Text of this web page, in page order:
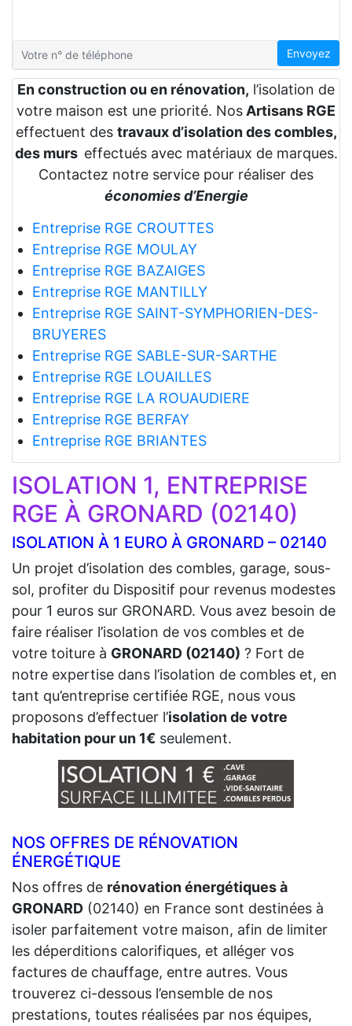
Envoyez
En construction ou en rénovation, l’isolation de
votre maison est une priorité. Nos Artisans RGE
effectuent des travaux d’isolation des combles,
des murs effectués avec matériaux de marques.
Contactez notre service pour réaliser des
économies d’Energie
Entreprise RGE CROUTTES
Entreprise RGE MOULAY
Entreprise RGE BAZAIGES
Entreprise RGE MANTILLY
Entreprise RGE SAINT-SYMPHORIEN-DES-
BRUYERES
Entreprise RGE SABLE-SUR-SARTHE
Entreprise RGE LOUAILLES
Entreprise RGE LA ROUAUDIERE
Entreprise RGE BERFAY
Entreprise RGE BRIANTES
ISOLATION 1, ENTREPRISE
RGE À GRONARD (02140)
ISOLATION À 1 EURO À GRONARD – 02140
Un projet d’isolation des combles, garage, sous-
sol, profiter du Dispositif pour revenus modestes
pour 1 euros sur GRONARD. Vous avez besoin de
faire réaliser l’isolation de vos combles et de
votre toiture à GRONARD (02140) ? Fort de
notre expertise dans l’isolation de combles et, en
tant qu’entreprise certifiée RGE, nous vous
proposons d’effectuer l’isolation de votre
habitation pour un 1€ seulement.
NOS OFFRES DE RÉNOVATION
ÉNERGÉTIQUE
Nos offres de rénovation énergétiques à
GRONARD (02140) en France sont destinées à
isoler parfaitement votre maison, afin de limiter
les déperditions calorifiques, et alléger vos
factures de chauffage, entre autres. Vous
trouverez ci-dessous l’ensemble de nos
prestations, toutes réalisées par nos équipes,